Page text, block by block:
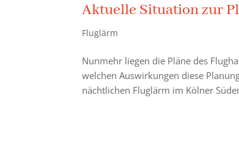
Aktuelle Situation zur
Fluglärm
Nunmehr liegen die Pläne des
welchen Auswirkungen diese
nächtlichen Fluglärm im Kölner